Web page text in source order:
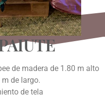
de madera de 1.80 m alto
de largo.
de tela